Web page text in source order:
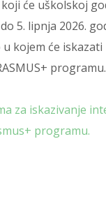
će uškolskoj
5. lipnja 2026.
kojem će iskazati
programu.
za iskazivanje
programu.